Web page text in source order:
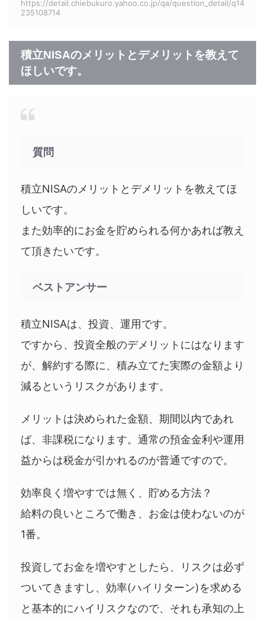
https://detail.chiebukuro.yahoo.co.jp/qa/question_detail/q14
235108714
積立NISAのメリットとデメリットを教えて
ほしいです。
質問
積立NISAのメリットとデメリットを教えてほ
しいです。
また効率的にお金を貯められる何かあれば教え
て頂きたいです。
ベストアンサー
積立NISAは、投資、運用です。
ですから、投資全般のデメリットにはなります
が、解約する際に、積み立てた実際の金額より
減るというリスクがあります。
メリットは決められた金額、期間以内であれ
ば、非課税になります。通常の預金金利や運用
益からは税金が引かれるのが普通ですので。
効率良く増やすでは無く、貯める方法？
給料の良いところで働き、お金は使わないのが
1番。
投資してお金を増やすとしたら、リスクは必ず
ついてきますし、効率(ハイリターン)を求める
と基本的にハイリスクなので、それも承知の上